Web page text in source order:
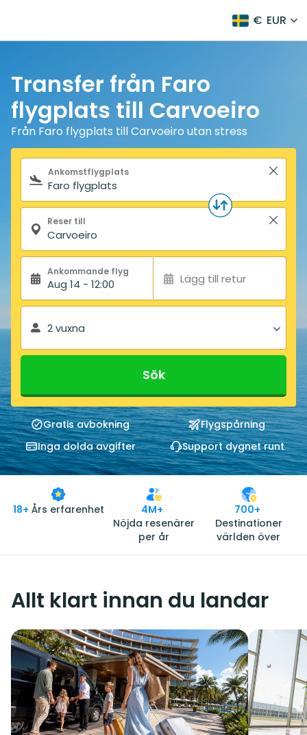
€ EUR
Transfer från Faro
flygplats till Carvoeiro
Från Faro flygplats till Carvoeiro utan stress
Sökformulär
Ankomstflygplats
Reser till
Ankommande flyg
Aug 14 - 12:00 Lägg till retur
2 vuxna
Sök
Gratis avbokning
Flygspårning
Inga dolda avgifter
Support dygnet runt
18+ Års erfarenhet
4M+
Nöjda resenärer
per år
700+
Destinationer
världen över
Allt klart innan du landar